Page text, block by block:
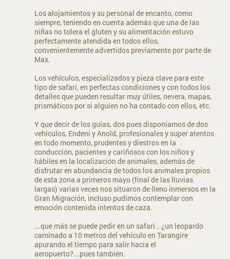
Los alojamientos y su personal de encanto, como
siempre, teniendo en cuenta además que una de las
niñas no tolera el gluten y su alimentación estuvo
perfectamente atendida en todos ellos,
convenientemente advertidos previamente por parte de
Max.
Los vehículos, especializados y pieza clave para este
tipo de safari, en perfectas condiciones y con todos los
detalles que pueden resultar muy útiles, nevera, mapas,
prismáticos por si alguien no ha contado con ellos, etc.
Y que decir de los guías, dos pues disponíamos de dos
vehículos, Endeni y Anold, profesionales y super atentos
en todo momento, prudentes y diestros en la
conducción, pacientes y cariñosos con los niños y
hábiles en la localización de animales, además de
disfrutar en abundancia de todos los animales propios
de esta zona a primeros mayo (final de las lluvias
largas) varias veces nos situaron de lleno inmersos en la
Gran Migración, incluso pudimos contemplar con
emoción contenida intentos de caza.
...que más se puede pedir en un safari...¿un leopardo
caminado a 10 metros del vehículo en Tarangire
apurando el tiempo para salir hacia el
aeropuerto?...pues también.